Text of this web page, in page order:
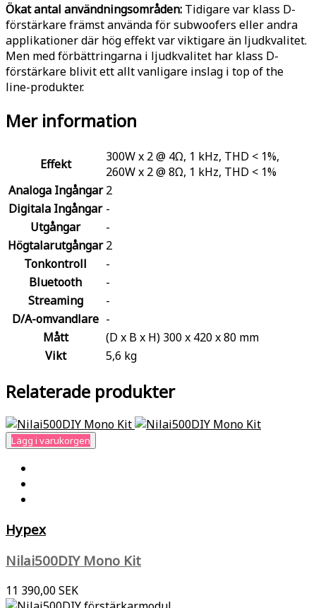
Ökat antal användningsområden: Tidigare var klass D-
förstärkare främst använda för subwoofers eller andra
applikationer där hög effekt var viktigare än ljudkvalitet.
Men med förbättringarna i ljudkvalitet har klass D-
förstärkare blivit ett allt vanligare inslag i top of the
line-produkter.
Mer information
Effekt
300W x 2 @ 4Ω, 1 kHz, THD < 1%,
260W x 2 @ 8Ω, 1 kHz, THD < 1%
Analoga Ingångar 2
Digitala Ingångar -
Utgångar
-
Högtalarutgångar 2
Tonkontroll
-
Bluetooth
-
Streaming
-
D/A-omvandlare -
Mått
(D x B x H) 300 x 420 x 80 mm
Vikt
5,6 kg
Relaterade produkter
Lägg i varukorgen
Hypex
Nilai500DIY Mono Kit
11 390,00 SEK